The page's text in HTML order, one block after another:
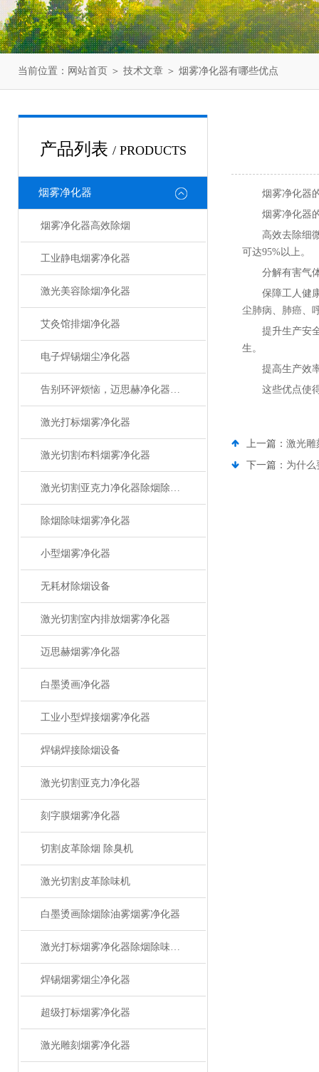
当前位置： 网站首页 ＞ 技术文章 ＞ 烟雾净化器有哪些优点
产品列表 / PRODUCTS
烟雾净化器
烟雾净化器高效除烟
工业静电烟雾净化器
激光美容除烟净化器
艾灸馆排烟净化器
电子焊锡烟尘净化器
告别环评烦恼，迈思赫净化器助您轻松达标
激光打标烟雾净化器
激光切割布料烟雾净化器
激光切割亚克力净化器除烟除味设备
除烟除味烟雾净化器
小型烟雾净化器
无耗材除烟设备
激光切割室内排放烟雾净化器
迈思赫烟雾净化器
白墨烫画净化器
工业小型焊接烟雾净化器
焊锡焊接除烟设备
激光切割亚克力净化器
刻字膜烟雾净化器
切割皮革除烟 除臭机
激光切割皮革除味机
白墨烫画除烟除油雾烟雾净化器
激光打标烟雾净化器除烟除味设备
焊锡烟雾烟尘净化器
超级打标烟雾净化器
激光雕刻烟雾净化器
烟雾净化器
烟雾净化器
高效去除细
可达95%以上。
分解有害气
保障工人健
尘肺病、肺癌、
提升生产安
生。
提高生产效
这些优点使
上一篇： 激光雕
下一篇： 为什么